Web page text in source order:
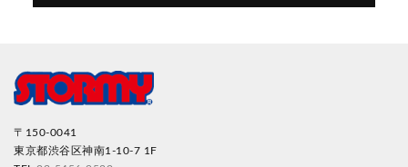
〒150-0041
東京都渋谷区神南1-10-7 1F